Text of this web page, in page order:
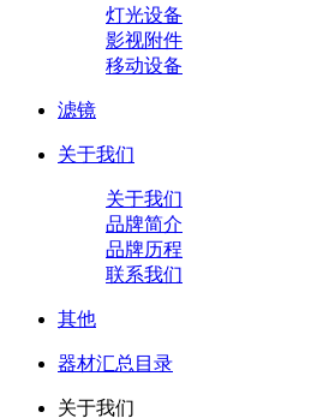
灯光设备
影视附件
移动设备
滤镜
关于我们
关于我们
品牌简介
品牌历程
联系我们
其他
器材汇总目录
关于我们